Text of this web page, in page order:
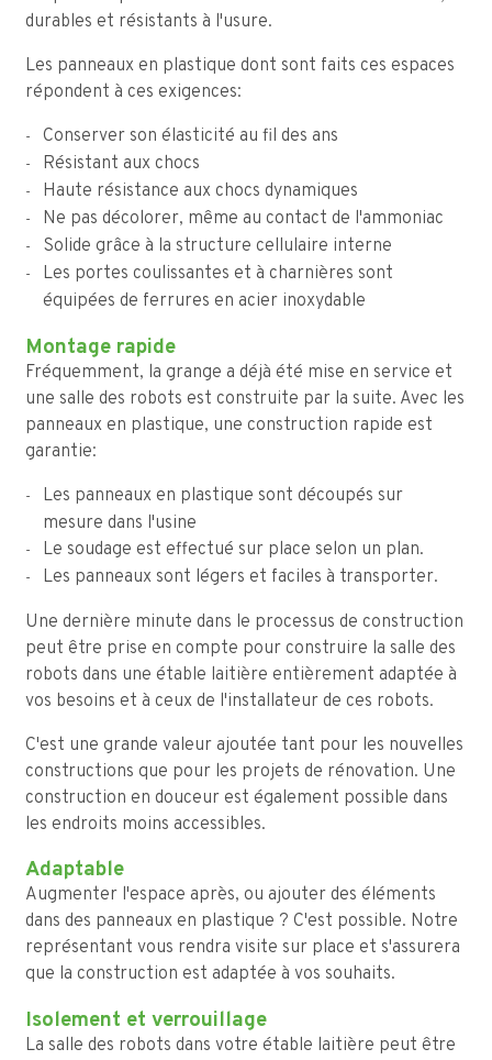
durables et résistants à l'usure.
Les panneaux en plastique dont sont faits ces espaces
répondent à ces exigences:
Conserver son élasticité au fil des ans
Résistant aux chocs
Haute résistance aux chocs dynamiques
Ne pas décolorer, même au contact de l'ammoniac
Solide grâce à la structure cellulaire interne
Les portes coulissantes et à charnières sont
équipées de ferrures en acier inoxydable
Montage rapide
Fréquemment, la grange a déjà été mise en service et
une salle des robots est construite par la suite. Avec les
panneaux en plastique, une construction rapide est
garantie:
Les panneaux en plastique sont découpés sur
mesure dans l'usine
Le soudage est effectué sur place selon un plan.
Les panneaux sont légers et faciles à transporter.
Une dernière minute dans le processus de construction
peut être prise en compte pour construire la salle des
robots dans une étable laitière entièrement adaptée à
vos besoins et à ceux de l'installateur de ces robots.
C'est une grande valeur ajoutée tant pour les nouvelles
constructions que pour les projets de rénovation. Une
construction en douceur est également possible dans
les endroits moins accessibles.
Adaptable
Augmenter l'espace après, ou ajouter des éléments
dans des panneaux en plastique ? C'est possible. Notre
représentant vous rendra visite sur place et s'assurera
que la construction est adaptée à vos souhaits.
Isolement et verrouillage
La salle des robots dans votre étable laitière peut être